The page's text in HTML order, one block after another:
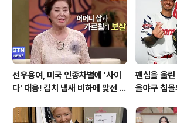
선우용여, 미국 인종차별에 '사이
다' 대응! 김치 냄새 비하에 맞선 통
팬심을 울
을야구 침